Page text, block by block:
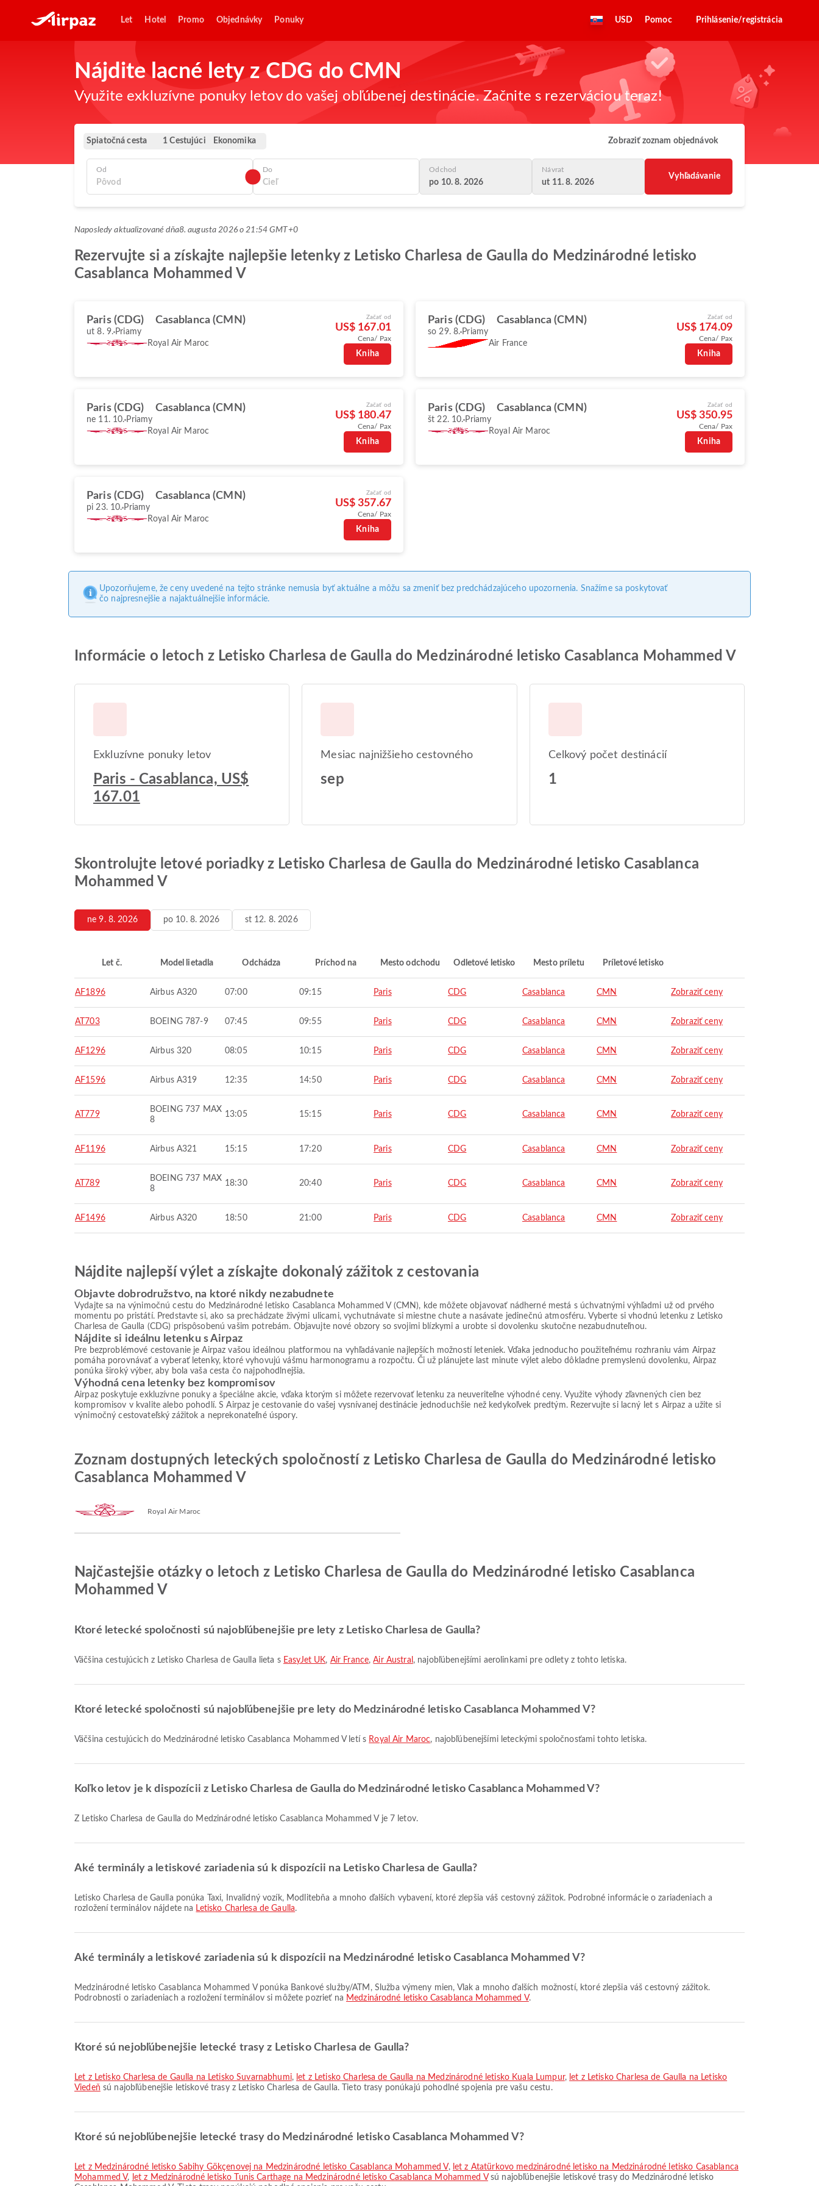
Let Hotel Promo Objednávky Ponuky USD Pomoc Prihlásenie/registrácia
Nájdite lacné lety z CDG do CMN
Využite exkluzívne ponuky letov do vašej obľúbenej destinácie. Začnite s rezerváciou teraz!
Spiatočná cesta 1 Cestujúci Ekonomika Zobraziť zoznam objednávok
Od Do Odchod
po 10. 8. 2026
Návrat
ut 11. 8. 2026
Vyhľadávanie
Naposledy aktualizované dňa8. augusta 2026 o 21:54 GMT+0
Rezervujte si a získajte najlepšie letenky z Letisko Charlesa de Gaulla do Medzinárodné letisko
Casablanca Mohammed V
Paris (CDG) Casablanca (CMN)
ut 8. 9. Priamy
Royal Air Maroc
Začať od
US$ 167.01
Cena/ Pax
Kniha
Paris (CDG) Casablanca (CMN)
so 29. 8. Priamy
Air France
Začať od
US$ 174.09
Cena/ Pax
Kniha
Paris (CDG) Casablanca (CMN)
ne 11. 10. Priamy
Royal Air Maroc
Začať od
US$ 180.47
Cena/ Pax
Kniha
Paris (CDG) Casablanca (CMN)
št 22. 10. Priamy
Royal Air Maroc
Začať od
US$ 350.95
Cena/ Pax
Kniha
Paris (CDG) Casablanca (CMN)
pi 23. 10. Priamy
Royal Air Maroc
Začať od
US$ 357.67
Cena/ Pax
Kniha
Upozorňujeme, že ceny uvedené na tejto stránke nemusia byť aktuálne a môžu sa zmeniť bez predchádzajúceho upozornenia. Snažíme sa poskytovať
čo najpresnejšie a najaktuálnejšie informácie.
Informácie o letoch z Letisko Charlesa de Gaulla do Medzinárodné letisko Casablanca Mohammed V
Exkluzívne ponuky letov
Paris - Casablanca, US$
167.01
Mesiac najnižšieho cestovného
sep
Celkový počet destinácií
1
Skontrolujte letové poriadky z Letisko Charlesa de Gaulla do Medzinárodné letisko Casablanca
Mohammed V
ne 9. 8. 2026 po 10. 8. 2026 st 12. 8. 2026
Let č. Model lietadla Odchádza Príchod na Mesto odchodu Odletové letisko Mesto príletu Príletové letisko
AF1896 Airbus A320 07:00 09:15 Paris CDG Casablanca CMN Zobraziť ceny
AT703 BOEING 787-9 07:45 09:55 Paris CDG Casablanca CMN Zobraziť ceny
AF1296 Airbus 320 08:05 10:15 Paris CDG Casablanca CMN Zobraziť ceny
AF1596 Airbus A319 12:35 14:50 Paris CDG Casablanca CMN Zobraziť ceny
AT779
BOEING 737 MAX
8
13:05 15:15 Paris CDG Casablanca CMN Zobraziť ceny
AF1196 Airbus A321 15:15 17:20 Paris CDG Casablanca CMN Zobraziť ceny
AT789
BOEING 737 MAX
8
18:30 20:40 Paris CDG Casablanca CMN Zobraziť ceny
AF1496 Airbus A320 18:50 21:00 Paris CDG Casablanca CMN Zobraziť ceny
Nájdite najlepší výlet a získajte dokonalý zážitok z cestovania
Objavte dobrodružstvo, na ktoré nikdy nezabudnete
Vydajte sa na výnimočnú cestu do Medzinárodné letisko Casablanca Mohammed V (CMN), kde môžete objavovať nádherné mestá s úchvatnými výhľadmi už od prvého
momentu po pristátí. Predstavte si, ako sa prechádzate živými ulicami, vychutnávate si miestne chute a nasávate jedinečnú atmosféru. Vyberte si vhodnú letenku z Letisko
Charlesa de Gaulla (CDG) prispôsobenú vašim potrebám. Objavujte nové obzory so svojimi blízkymi a urobte si dovolenku skutočne nezabudnuteľnou.
Nájdite si ideálnu letenku s Airpaz
Pre bezproblémové cestovanie je Airpaz vašou ideálnou platformou na vyhľadávanie najlepších možností leteniek. Vďaka jednoducho použiteľnému rozhraniu vám Airpaz
pomáha porovnávať a vyberať letenky, ktoré vyhovujú vášmu harmonogramu a rozpočtu. Či už plánujete last minute výlet alebo dôkladne premyslenú dovolenku, Airpaz
ponúka široký výber, aby bola vaša cesta čo najpohodlnejšia.
Výhodná cena letenky bez kompromisov
Airpaz poskytuje exkluzívne ponuky a špeciálne akcie, vďaka ktorým si môžete rezervovať letenku za neuveriteľne výhodné ceny. Využite výhody zľavnených cien bez
kompromisov v kvalite alebo pohodlí. S Airpaz je cestovanie do vašej vysnívanej destinácie jednoduchšie než kedykoľvek predtým. Rezervujte si lacný let s Airpaz a užite si
výnimočný cestovateľský zážitok a neprekonateľné úspory.
Zoznam dostupných leteckých spoločností z Letisko Charlesa de Gaulla do Medzinárodné letisko
Casablanca Mohammed V
Royal Air Maroc
Najčastejšie otázky o letoch z Letisko Charlesa de Gaulla do Medzinárodné letisko Casablanca
Mohammed V
Ktoré letecké spoločnosti sú najobľúbenejšie pre lety z Letisko Charlesa de Gaulla?
Väčšina cestujúcich z Letisko Charlesa de Gaulla lieta s EasyJet UK, Air France,Air Austral , najobľúbenejšími aerolinkami pre odlety z tohto letiska.
Ktoré letecké spoločnosti sú najobľúbenejšie pre lety do Medzinárodné letisko Casablanca Mohammed V?
Väčšina cestujúcich do Medzinárodné letisko Casablanca Mohammed V letí s Royal Air Maroc, najobľúbenejšími leteckými spoločnosťami tohto letiska.
Koľko letov je k dispozícii z Letisko Charlesa de Gaulla do Medzinárodné letisko Casablanca Mohammed V?
Z Letisko Charlesa de Gaulla do Medzinárodné letisko Casablanca Mohammed V je 7 letov.
Aké terminály a letiskové zariadenia sú k dispozícii na Letisko Charlesa de Gaulla?
Letisko Charlesa de Gaulla ponúka Taxi, Invalidný vozík, Modlitebňa a mnoho ďalších vybavení, ktoré zlepšia váš cestovný zážitok. Podrobné informácie o zariadeniach a
rozložení terminálov nájdete na Letisko Charlesa de Gaulla.
Aké terminály a letiskové zariadenia sú k dispozícii na Medzinárodné letisko Casablanca Mohammed V?
Medzinárodné letisko Casablanca Mohammed V ponúka Bankové služby/ATM, Služba výmeny mien, Vlak a mnoho ďalších možností, ktoré zlepšia váš cestovný zážitok.
Podrobnosti o zariadeniach a rozložení terminálov si môžete pozrieť na Medzinárodné letisko Casablanca Mohammed V.
Ktoré sú nejobľúbenejšie letecké trasy z Letisko Charlesa de Gaulla?
let z Letisko Charlesa de Gaulla na Letisko Suvarnabhumi, let z Letisko Charlesa de Gaulla na Medzinárodné letisko Kuala Lumpur, let z Letisko Charlesa de Gaulla na Letisko
Viedeň sú najobľúbenejšie letiskové trasy z Letisko Charlesa de Gaulla. Tieto trasy ponúkajú pohodlné spojenia pre vašu cestu.
Ktoré sú nejobľúbenejšie letecké trasy do Medzinárodné letisko Casablanca Mohammed V?
let z Medzinárodné letisko Sabihy Gökçenovej na Medzinárodné letisko Casablanca Mohammed V, let z Atatürkovo medzinárodné letisko na Medzinárodné letisko Casablanca
Mohammed V, let z Medzinárodné letisko Tunis Carthage na Medzinárodné letisko Casablanca Mohammed Vsú najobľúbenejšie letiskové trasy do Medzinárodné letisko